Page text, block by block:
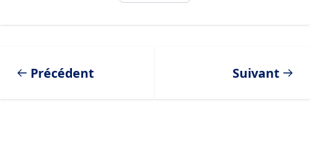
Précédent Suivant